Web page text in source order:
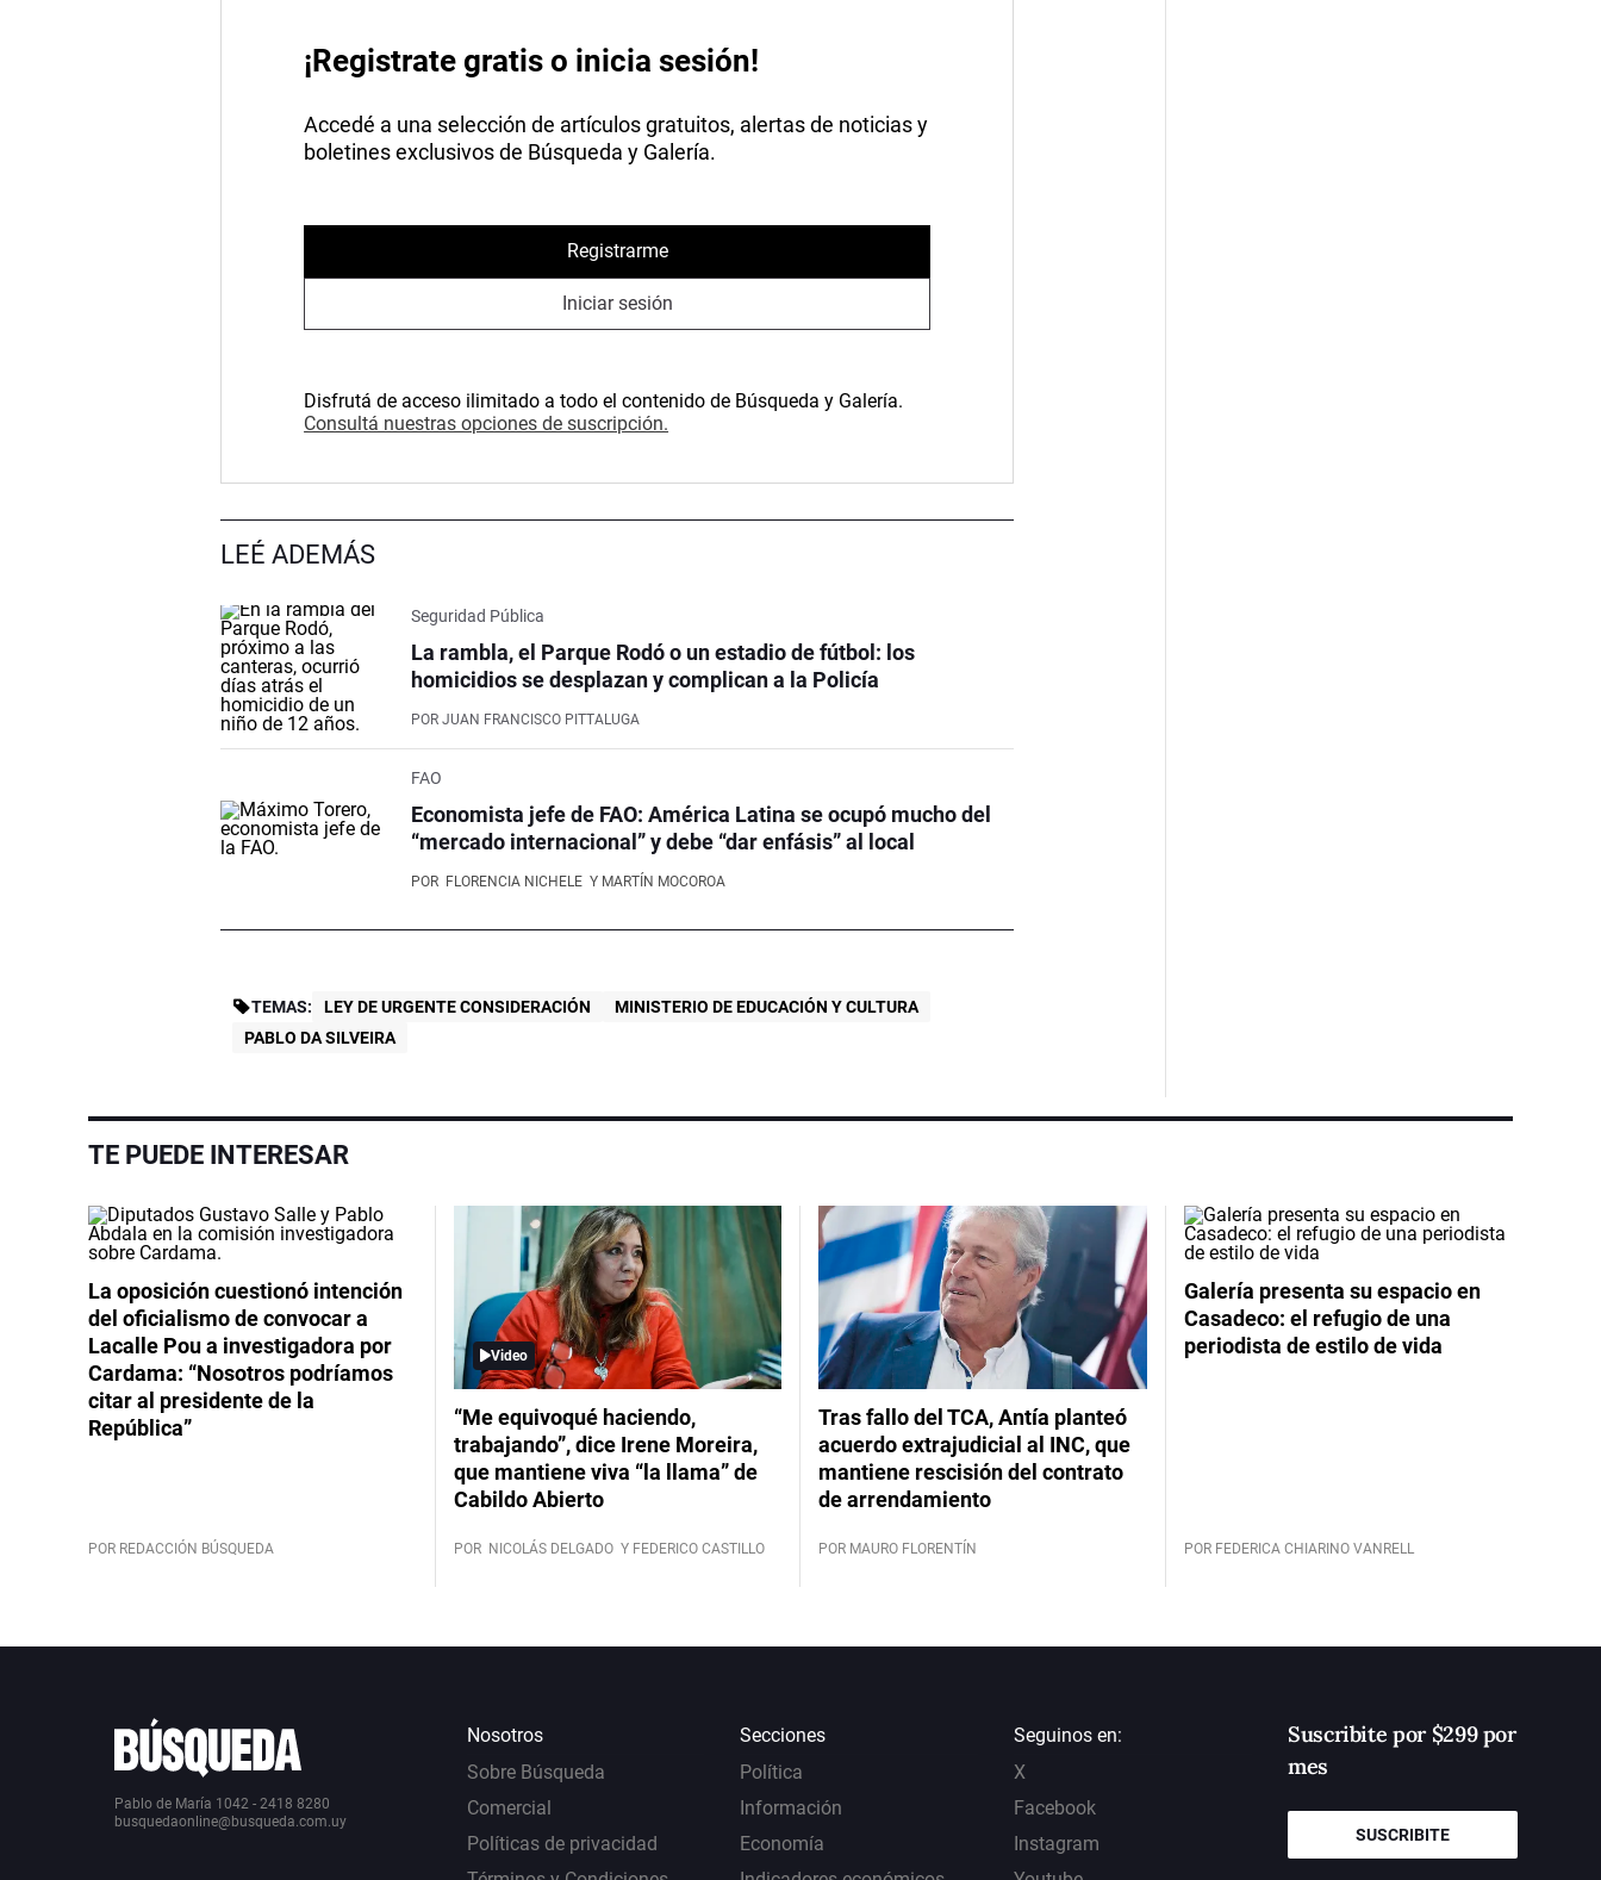
¡Registrate gratis o inicia sesión!
Accedé a una selección de artículos gratuitos, alertas de noticias y
boletines exclusivos de Búsqueda y Galería.
Registrarme
Iniciar sesión
Disfrutá de acceso ilimitado a todo el contenido de Búsqueda y Galería.
Consultá nuestras opciones de suscripción.
LEÉ ADEMÁS
Seguridad Pública
La rambla, el Parque Rodó o un estadio de fútbol: los
homicidios se desplazan y complican a la Policía
POR JUAN FRANCISCO PITTALUGA
FAO
Economista jefe de FAO: América Latina se ocupó mucho del
“mercado internacional” y debe “dar enfásis” al local
POR FLORENCIA NICHELE Y MARTÍN MOCOROA
TEMAS: LEY DE URGENTE CONSIDERACIÓN
MINISTERIO DE EDUCACIÓN Y CULTURA
PABLO DA SILVEIRA
TE PUEDE INTERESAR
La oposición cuestionó intención
del oficialismo de convocar a
Lacalle Pou a investigadora por
Cardama: “Nosotros podríamos
citar al presidente de la
República”
POR REDACCIÓN BÚSQUEDA
Video
“Me equivoqué haciendo,
trabajando”, dice Irene Moreira,
que mantiene viva “la llama” de
Cabildo Abierto
POR NICOLÁS DELGADO Y FEDERICO CASTILLO
Tras fallo del TCA, Antía planteó
acuerdo extrajudicial al INC, que
mantiene rescisión del contrato
de arrendamiento
POR MAURO FLORENTÍN
Galería presenta su espacio en
Casadeco: el refugio de una
periodista de estilo de vida
POR FEDERICA CHIARINO VANRELL
Pablo de María 1042 - 2418 8280
busquedaonline@busqueda.com.uy
Nosotros
Sobre Búsqueda
Comercial
Políticas de privacidad
Secciones
Política
Información
Economía
Seguinos en:
X
Facebook
Instagram
Suscribite por $299 por
mes
SUSCRIBITE